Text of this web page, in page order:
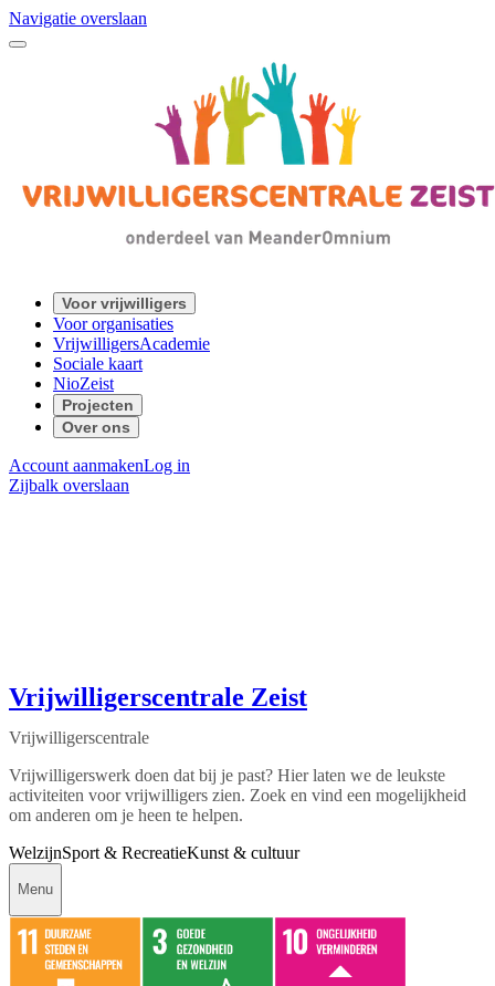
Navigatie overslaan
Voor vrijwilligers
Voor organisaties
VrijwilligersAcademie
Sociale kaart
NioZeist
Projecten
Over ons
Account aanmakenLog in
Zijbalk overslaan
Vrijwilligerscentrale Zeist
Vrijwilligerscentrale
Vrijwilligerswerk doen dat bij je past? Hier laten we de leukste
activiteiten voor vrijwilligers zien. Zoek en vind een mogelijkheid
om anderen om je heen te helpen.
WelzijnSport & RecreatieKunst & cultuur
Menu